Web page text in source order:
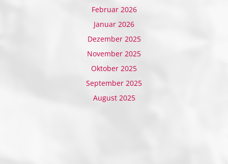
Februar 2026
Januar 2026
Dezember 2025
November 2025
Oktober 2025
September 2025
August 2025